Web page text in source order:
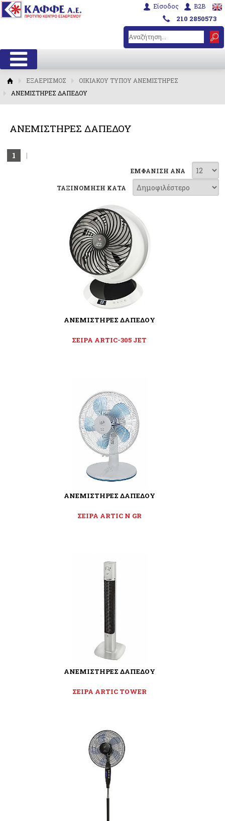
B2B
Είσοδος
210 2850573
ΕΞΑΕΡΙΣΜΟΣ
ΟΙΚΙΑΚΟΥ ΤΥΠΟΥ ΑΝΕΜΙΣΤΗΡΕΣ
ΑΝΕΜΙΣΤΗΡΕΣ ΔΑΠΕΔΟΥ
ΑΝΕΜΙΣΤΗΡΕΣ ΔΑΠΕΔΟΥ
1 |
ΕΜΦΑΝΙΣΗ ΑΝΑ
ΤΑΞΙΝΟΜΗΣΗ ΚΑΤΑ
ΑΝΕΜΙΣΤΗΡΕΣ ΔΑΠΕΔΟΥ
ΣΕΙΡΑ ARTIC-305 JET
ΑΝΕΜΙΣΤΗΡΕΣ ΔΑΠΕΔΟΥ
ΣΕΙΡΑ ARTIC N GR
ΑΝΕΜΙΣΤΗΡΕΣ ΔΑΠΕΔΟΥ
ΣΕΙΡΑ ARTIC TOWER